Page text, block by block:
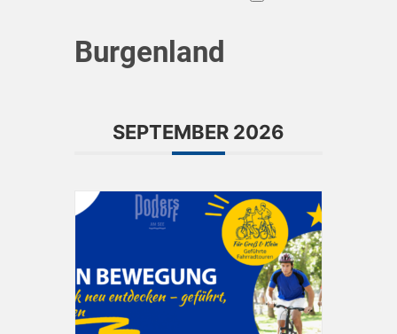
Burgenland
SEPTEMBER 2026